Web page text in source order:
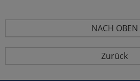
NACH OBEN
Zurück